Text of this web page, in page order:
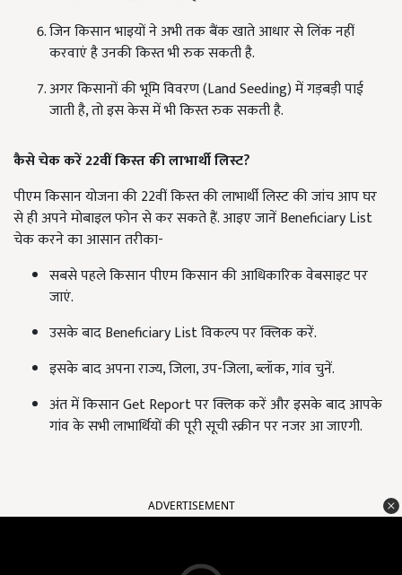
जिन किसान भाइयों ने अभी तक बैंक खाते आधार से लिंक नहीं
करवाएं है उनकी किस्त भी रुक सकती है.
अगर किसानों की भूमि विवरण (Land Seeding) में गड़बड़ी पाई
जाती है, तो इस केस में भी किस्त रुक सकती है.
कैसे चेक करें 22वीं किस्त की लाभार्थी लिस्ट?
पीएम किसान योजना की 22वीं किस्त की लाभार्थी लिस्ट की जांच आप घर
से ही अपने मोबाइल फोन से कर सकते हैं. आइए जानें Beneficiary List
चेक करने का आसान तरीका-
सबसे पहले किसान पीएम किसान की आधिकारिक वेबसाइट पर
जाएं.
उसके बाद Beneficiary List विकल्प पर क्लिक करें.
इसके बाद अपना राज्य, जिला, उप-जिला, ब्लॉक, गांव चुनें.
अंत में किसान Get Report पर क्लिक करें और इसके बाद आपके
गांव के सभी लाभार्थियों की पूरी सूची स्क्रीन पर नजर आ जाएगी.
ADVERTISEMENT